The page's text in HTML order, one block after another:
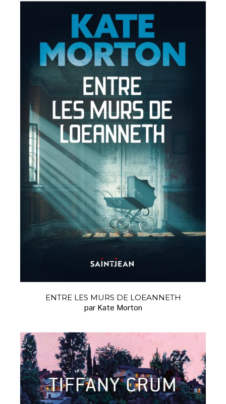
ENTRE LES MURS DE LOEANNETH
par Kate Morton